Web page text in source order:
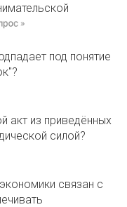
под понятие
акт из приведённых
силой?
связан с